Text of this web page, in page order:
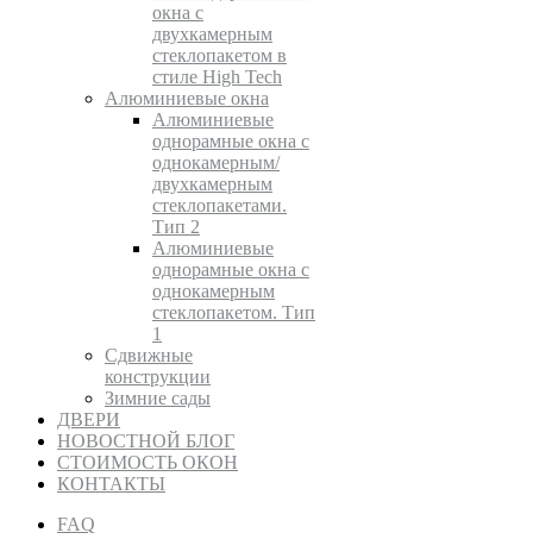
окна с
двухкамерным
стеклопакетом в
стиле High Tech
Алюминиевые окна
Алюминиевые
однорамные окна с
однокамерным/
двухкамерным
стеклопакетами.
Тип 2
Алюминиевые
однорамные окна с
однокамерным
стеклопакетом. Тип
1
Сдвижные
конструкции
Зимние сады
ДВЕРИ
НОВОСТНОЙ БЛОГ
СТОИМОСТЬ ОКОН
КОНТАКТЫ
FAQ